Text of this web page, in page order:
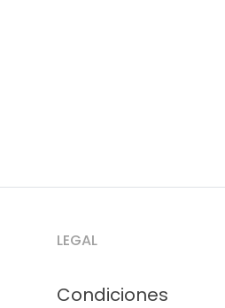
LEGAL
Condiciones